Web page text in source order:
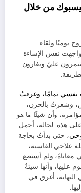
من خلال
يوميًا ولقاء
نفس الإساءة
عليّ ويغارون
نفسي تمامًا، وغرقتُ
وشعرتُ بالحزن،
وأن شيئًا ما هو
هذه الحالة، أحمل
، حتى بدأتُ بحاجة
علاجي القاسية،
معاناةً، ولم أستطع
عليها، وأنها سيئةٌ
النهاية، أغرق في